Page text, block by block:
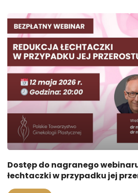
Dostęp do nagranego
łechtaczki w przypadku jej